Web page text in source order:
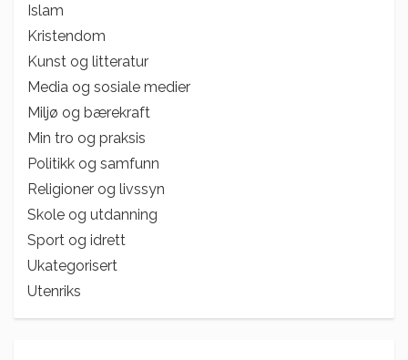
Islam
Kristendom
Kunst og litteratur
Media og sosiale medier
Miljø og bærekraft
Min tro og praksis
Politikk og samfunn
Religioner og livssyn
Skole og utdanning
Sport og idrett
Ukategorisert
Utenriks